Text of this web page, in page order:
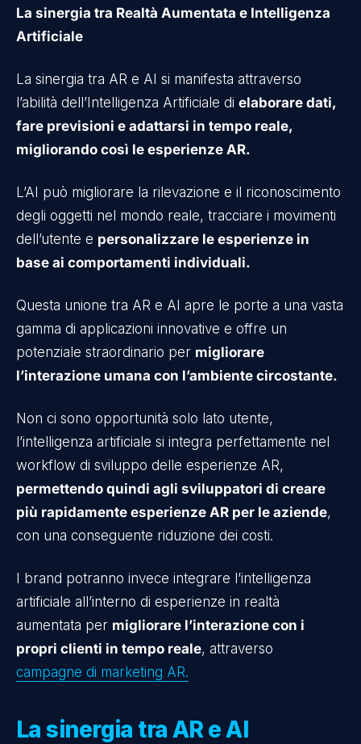
La sinergia tra Realtà Aumentata e Intelligenza
Artificiale
La sinergia tra AR e AI si manifesta attraverso
l’abilità dell’Intelligenza Artificiale di elaborare dati,
fare previsioni e adattarsi in tempo reale,
migliorando così le esperienze AR.
L’AI può migliorare la rilevazione e il riconoscimento
degli oggetti nel mondo reale, tracciare i movimenti
dell’utente e personalizzare le esperienze in
base ai comportamenti individuali.
Questa unione tra AR e AI apre le porte a una vasta
gamma di applicazioni innovative e offre un
potenziale straordinario per migliorare
l’interazione umana con l’ambiente circostante.
Non ci sono opportunità solo lato utente,
l’intelligenza artificiale si integra perfettamente nel
workflow di sviluppo delle esperienze AR,
permettendo quindi agli sviluppatori di creare
più rapidamente esperienze AR per le aziende,
con una conseguente riduzione dei costi.
I brand potranno invece integrare l’intelligenza
artificiale all’interno di esperienze in realtà
aumentata per migliorare l’interazione con i
propri clienti in tempo reale, attraverso
campagne di marketing AR.
La sinergia tra AR e AI